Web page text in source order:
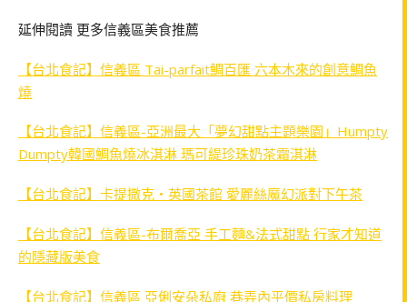
延伸閱讀 更多信義區美食推薦
【台北食記】信義區 Tai-parfait鯛百匯 六本木來的創意鯛魚
燒
【台北食記】信義區-亞洲最大「夢幻甜點主題樂園」Humpty
Dumpty韓國鯛魚燒冰淇淋 瑪可緹珍珠奶茶霜淇淋
【台北食記】卡提撒克‧英國茶館 愛麗絲魔幻派對下午茶
【台北食記】信義區-布爾喬亞 手工麵&法式甜點 行家才知道
的隱藏版美食
【台北食記】信義區 亞俐安朵私廚 巷弄內平價私房料理